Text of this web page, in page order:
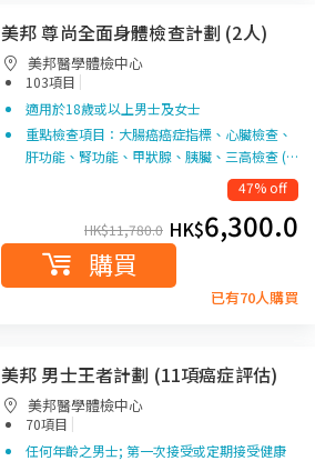
美邦 尊尚全面身體檢查計劃 (2人)
美邦醫學體檢中心
103項目 |
適用於18歲或以上男士及女士
重點檢查項目：大腸癌癌症指標、心臟檢查、
肝功能、腎功能、甲狀腺、胰臟、三高檢查 (…
47% off
HK$11,780.0 HK$6,300.0
購買
已有70人購買
美邦 男士王者計劃 (11項癌症評估)
美邦醫學體檢中心
70項目 |
任何年齡之男士; 第一次接受或定期接受健康